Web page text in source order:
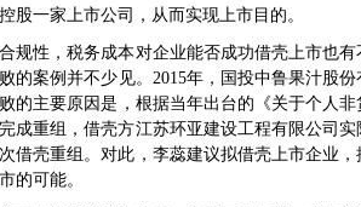
股一家上市公司，从而实现上市目的。
性，税务成本对企业能否成功借壳上市也有
的案例并不少见。2015年，国投中鲁果汁股
的主要原因是，根据当年出台的《关于个人
成重组，借壳方江苏环亚建设工程有限公司
借壳重组。对此，李蕊建议拟借壳上市企业
的可能。